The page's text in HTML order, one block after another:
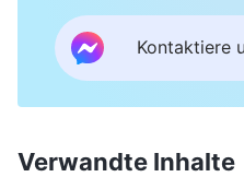
Kontaktiere
Verwandte Inhalte